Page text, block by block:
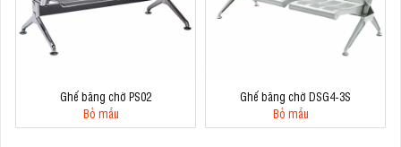
Ghế băng chờ PS02
Bỏ mẫu
Ghế băng chờ DSG4-3S
Bỏ mẫu